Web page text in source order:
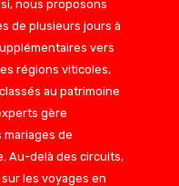
nous proposons
de plusieurs jours à
vers
régions viticoles,
au patrimoine
gère
mariages de
Au-delà des circuits,
les voyages en